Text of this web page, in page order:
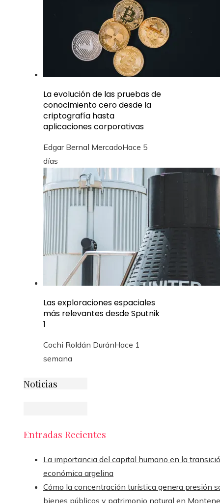
La evolución de las pruebas de
conocimiento cero desde la
criptografía hasta
aplicaciones corporativas
Edgar Bernal MercadoHace 5
días
Las exploraciones espaciales
más relevantes desde Sputnik
1
Cochi Roldán DuránHace 1
semana
Noticias
Entradas Recientes
La importancia del capital humano en la
económica argelina
Cómo la concentración turística genera presión
bienes públicos y patrimonio natural en